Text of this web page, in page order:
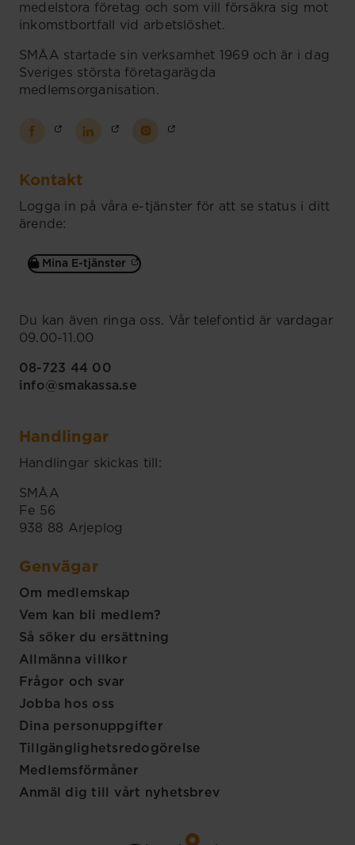
medelstora företag och som vill försäkra sig mot
inkomstbortfall vid arbetslöshet.
SMÅA startade sin verksamhet 1969 och är i dag
Sveriges största företagarägda
medlemsorganisation.
Kontakt
Logga in på våra e-tjänster för att se status i ditt
ärende:
Mina E-tjänster
Du kan även ringa oss. Vår telefontid är vardagar
09.00-11.00
08-723 44 00
info@smakassa.se
Handlingar
Handlingar skickas till:
SMÅA
Fe 56
938 88 Arjeplog
Genvägar
Om medlemskap
Vem kan bli medlem?
Så söker du ersättning
Allmänna villkor
Frågor och svar
Jobba hos oss
Dina personuppgifter
Tillgänglighetsredogörelse
Medlemsförmåner
Anmäl dig till vårt nyhetsbrev